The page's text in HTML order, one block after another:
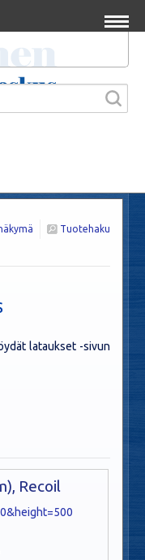
Tuotehaku
lataukset -sivun
Recoil